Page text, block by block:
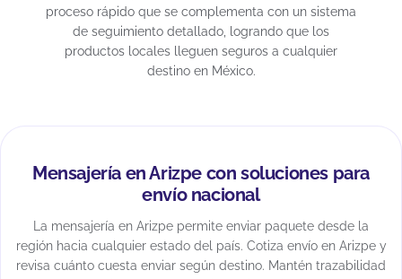
proceso rápido que se complementa con un sistema
de seguimiento detallado, logrando que los
productos locales lleguen seguros a cualquier
destino en México.
Mensajería en Arizpe con soluciones para
envío nacional
La mensajería en Arizpe permite enviar paquete desde la
región hacia cualquier estado del país. Cotiza envío en Arizpe y
revisa cuánto cuesta enviar según destino. Mantén trazabilidad